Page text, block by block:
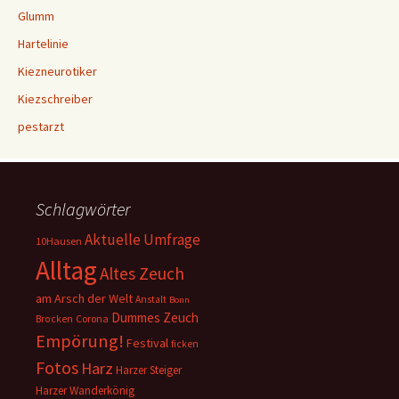
Glumm
Hartelinie
Kiezneurotiker
Kiezschreiber
pestarzt
Schlagwörter
10Hausen Aktuelle Umfrage
AlltagAltes Zeuch
am Arsch der Welt Anstalt Bonn
Brocken Corona Dummes Zeuch
Empörung! Festival ficken
Fotos Harz Harzer Steiger
Harzer Wanderkönig